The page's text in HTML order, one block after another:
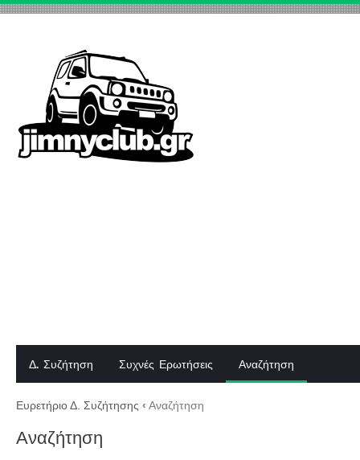
Δ. Συζήτηση Συχνές Ερωτήσεις Αναζήτηση
Ευρετήριο Δ. Συζήτησης ‹ Αναζήτηση
Αναζήτηση